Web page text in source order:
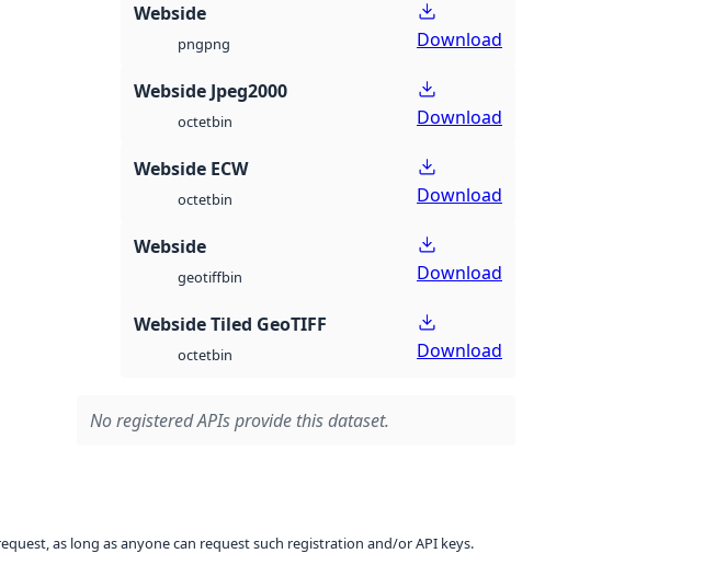
Webside
pngpng Download
Webside Jpeg2000
octetbin Download
Webside ECW
octetbin Download
Webside
geotiffbin Download
Webside Tiled GeoTIFF
octetbin Download
No registered APIs provide this dataset.
as long as anyone can request such registration and/or API keys.